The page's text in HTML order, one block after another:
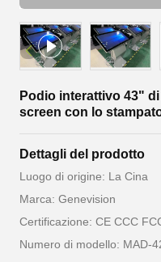
Podio interattivo 43"
screen con lo
Dettagli del prodotto
Luogo di origine: La Cina
Marca: Genevision
Certificazione: CE CCC
Numero di modello: MAD-